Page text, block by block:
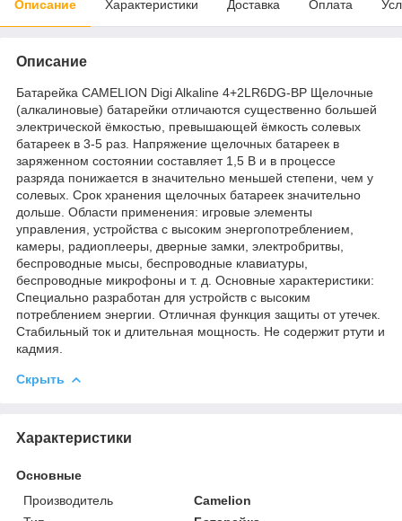
Описание Характеристики Доставка Оплата
Описание
Батарейка CAMELION Digi Alkaline 4+2LR6DG-BP Щелочные
(алкалиновые) батарейки отличаются существенно большей
электрической ёмкостью, превышающей ёмкость солевых
батареек в 3-5 раз. Напряжение щелочных батареек в
заряженном состоянии составляет 1,5 В и в процессе
разряда понижается в значительно меньшей степени, чем у
солевых. Срок хранения щелочных батареек значительно
дольше. Области применения: игровые элементы
управления, устройства с высоким энергопотреблением,
камеры, радиоплееры, дверные замки, электробритвы,
беспроводные мысы, беспроводные клавиатуры,
беспроводные микрофоны и т. д. Основные характеристики:
Специально разработан для устройств с высоким
потреблением энергии. Отличная функция защиты от утечек.
Стабильный ток и длительная мощность. Не содержит ртути и
кадмия.
Скрыть
Характеристики
Основные
Производитель
Camelion